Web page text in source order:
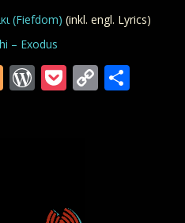
(Fiefdom) (inkl. engl. Lyrics)
– Exodus
Blogger
WordPress
Pocket
Copy